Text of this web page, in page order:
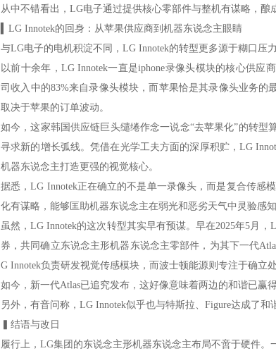
从中不错看出，LG电子通过提供核心零部件与整机有谋略，酿
▍LG Innotek的回身：从苹果供应商到机器东说念主眼睛
与LG电子的电机积淀不同，LG Innotek的转型更多源于糊口压力
以前十余年，LG Innotek一直是iphone录像头模块的核心供应
司收入中的83%来自录像头模块，而苹果恰是其录像头业务的
取决于苹果的订单波动。
如今，这家韩国供应链巨头缱绻作念一说念“去苹果化”的转型
寻求新的增长弧线。凭借在光学工夫方面的深厚积贮，LG
机器东说念主打造更强的视觉核心。
据悉，LG Innotek正在确立的不是单一录像头，而是复合传感
化有谋略，能够匡助机器东说念主在弱光和恶劣天气中灵验感知
虽然，LG Innotek的这次转型其实早有预谋。早在2025年5月
券，共同确立东说念主形机器东说念主零部件，为其下一代
G Innotek负责研发视觉传感模块，而波士顿能源则专注于确立
如今，新一代Atlas已追究发布，这好像意味着两边的和谐已赢
另外，有音问称，LG Innotek似乎也与特斯拉、Figure达成了
▍结语与改日
履行上，LG集团的东说念主形机器东说念主布局不啻于硬件。